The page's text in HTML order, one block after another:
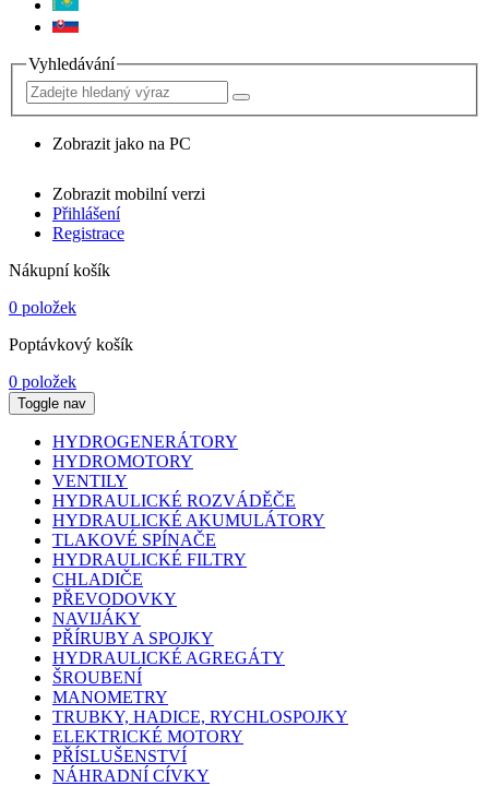
Vyhledávání
Zobrazit jako na PC
Zobrazit mobilní verzi
Přihlášení
Registrace
Nákupní košík
0 položek
Poptávkový košík
0 položek
Toggle nav
HYDROGENERÁTORY
HYDROMOTORY
VENTILY
HYDRAULICKÉ ROZVÁDĚČE
HYDRAULICKÉ AKUMULÁTORY
TLAKOVÉ SPÍNAČE
HYDRAULICKÉ FILTRY
CHLADIČE
PŘEVODOVKY
NAVIJÁKY
PŘÍRUBY A SPOJKY
HYDRAULICKÉ AGREGÁTY
ŠROUBENÍ
MANOMETRY
TRUBKY, HADICE, RYCHLOSPOJKY
ELEKTRICKÉ MOTORY
PŘÍSLUŠENSTVÍ
NÁHRADNÍ CÍVKY